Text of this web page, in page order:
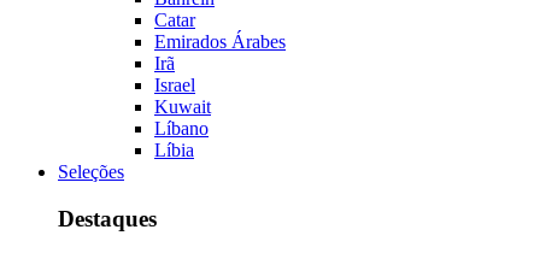
Catar
Emirados Árabes
Irã
Israel
Kuwait
Líbano
Líbia
Seleções
Destaques